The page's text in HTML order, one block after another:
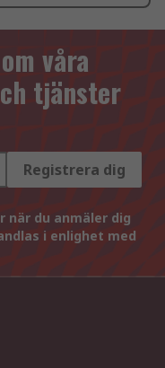
våra
tjänster
Registrera dig
när du anmäler dig
i enlighet med